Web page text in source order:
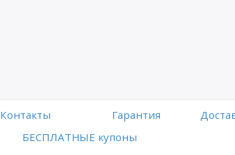
Контакты Гарантия
БЕСПЛАТНЫЕ купоны